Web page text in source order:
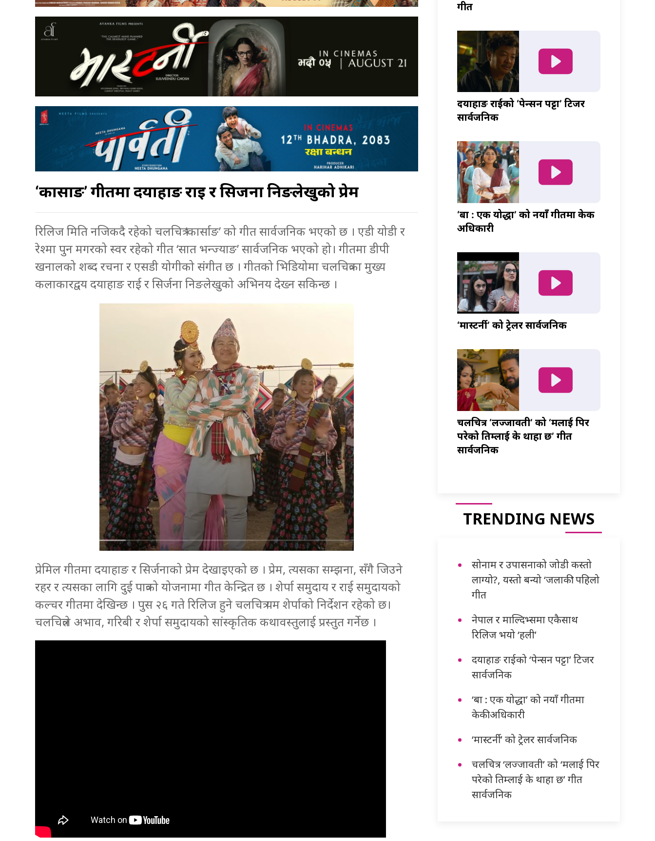
‘कार्साङ’ गीतमा दयाहाङ राई र सिर्जना निङलेखुको प्रेम
रिलिज मिति नजिकदै रहेको चलचित्र ‘कार्साङ’ को गीत सार्वजनिक भएको छ । एडी योडी र
रेश्मा पुन मगरको स्वर रहेको गीत ‘सात भन्ज्याङ’ सार्वजनिक भएको हो। गीतमा डीपी
खनालको शब्द रचना र एसडी योगीको संगीत छ । गीतको भिडियोमा चलचित्रका मुख्य
कलाकारद्वय दयाहाङ राई र सिर्जना निङलेखुको अभिनय देख्न सकिन्छ ।
प्रेमिल गीतमा दयाहाङ र सिर्जनाको प्रेम देखाइएको छ । प्रेम, त्यसका सम्झना, सँगै जिउने
रहर र त्यसका लागि दुई पात्रको योजनामा गीत केन्द्रित छ । शेर्पा समुदाय र राई समुदायको
कल्चर गीतमा देखिन्छ । पुस २६ गते रिलिज हुने चलचित्र यम शेर्पाको निर्देशन रहेको छ।
चलचित्रले अभाव, गरिबी र शेर्पा समुदायको सांस्कृतिक कथावस्तुलाई प्रस्तुत गर्नेछ ।
गीत
दयाहाङ राईको ‘पेन्सन पट्टा’ टिजर
सार्वजनिक
‘बा : एक योद्धा’ को नयाँ गीतमा केकी
अधिकारी
‘मास्टर्नी’ को ट्रेलर सार्वजनिक
चलचित्र ‘लज्जावती’ को ‘मलाई पिर
परेको तिम्लाई के थाहा छ’ गीत
सार्वजनिक
TRENDING NEWS
सोनाम र उपासनाको जोडी कस्तो
लाग्यो?, यस्तो बन्यो ‘जलाकी’ पहिलो
गीत
नेपाल र माल्दिभ्समा एकैसाथ
रिलिज भयो ‘हली’
दयाहाङ राईको ‘पेन्सन पट्टा’ टिजर
सार्वजनिक
‘बा : एक योद्धा’ को नयाँ गीतमा
केकी अधिकारी
‘मास्टर्नी’ को ट्रेलर सार्वजनिक
चलचित्र ‘लज्जावती’ को ‘मलाई पिर
परेको तिम्लाई के थाहा छ’ गीत
सार्वजनिक